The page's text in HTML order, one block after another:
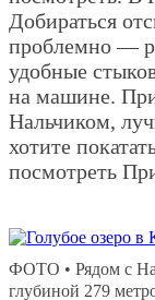
Добираться
проблемно —
удобные
на машине.
Нальчиком,
хотите
посмотреть
ФОТО • Рядом с
глубиной 279